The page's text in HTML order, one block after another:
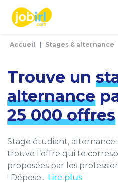
Accueil Stages & alternance
Trouve un
alternance
25 000 offres
Stage étudiant,
trouve l’offre qui te
proposées par les
! Dépose... Lire plus
Panneau de gestion des